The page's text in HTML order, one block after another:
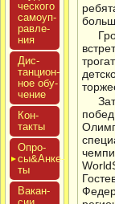
ческо­го
са­мо­уп­
равле­
ния
Дис­
танци­он­
ное обу­
чение
Кон­
такты
Опро­
сы&Анке­
ты
Вакан­